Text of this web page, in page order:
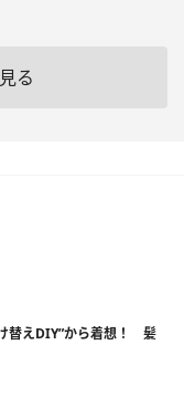
る
替えDIY”から着想！ 髪